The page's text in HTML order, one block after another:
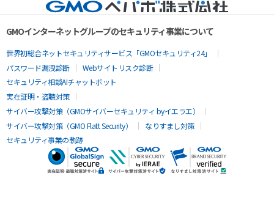
GMOインターネットグループのセキュリティ事業について
世界初総合ネットセキュリティサービス「GMOセキュリティ24」
パスワード漏洩診断
Webサイトリスク診断
セキュリティ相談AIチャットボット
実在証明・盗聴対策
サイバー攻撃対策（GMOサイバーセキュリティ byイエラエ）
サイバー攻撃対策（GMO Flatt Security）
なりすまし対策
セキュリティ事業の軌跡